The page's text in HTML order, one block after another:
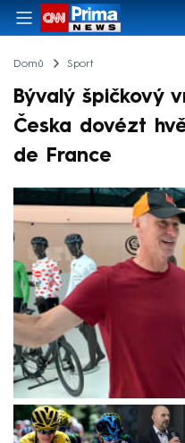
Domů Sport
Bývalý špičkový
Česka dovézt
de France